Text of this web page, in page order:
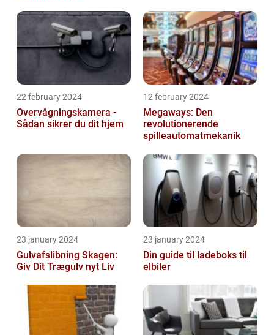
22 february 2024
Overvågningskamera -
Sådan sikrer du dit hjem
12 february 2024
Megaways: Den
revolutionerende
spilleautomatmekanik
23 january 2024
Gulvafslibning Skagen:
Giv Dit Trægulv nyt Liv
23 january 2024
Din guide til ladeboks til
elbiler